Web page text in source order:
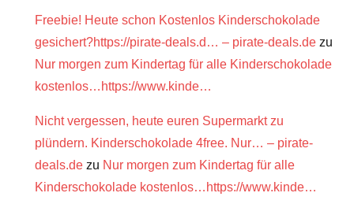
Freebie! Heute schon Kostenlos Kinderschokolade
gesichert?https://pirate-deals.d… – pirate-deals.de zu
Nur morgen zum Kindertag für alle Kinderschokolade
kostenlos…https://www.kinde…
Nicht vergessen, heute euren Supermarkt zu
plündern. Kinderschokolade 4free. Nur… – pirate-
deals.de zu Nur morgen zum Kindertag für alle
Kinderschokolade kostenlos…https://www.kinde…